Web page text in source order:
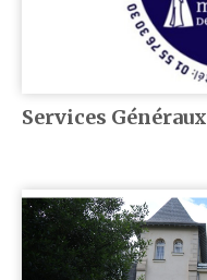
Services Généraux